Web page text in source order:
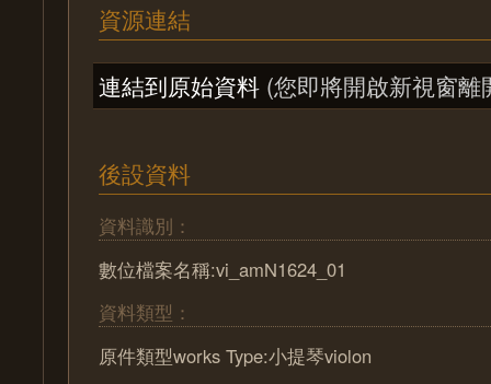
資源連結
連結到原始資料 (您即將開啟新視窗離
後設資料
資料識別：
數位檔案名稱:vi_amN1624_01
資料類型：
原件類型works Type:小提琴violon